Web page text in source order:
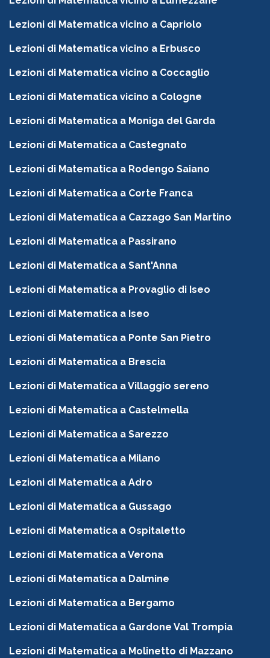
Lezioni di Matematica vicino a Capriolo
Lezioni di Matematica vicino a Erbusco
Lezioni di Matematica vicino a Coccaglio
Lezioni di Matematica vicino a Cologne
Lezioni di Matematica a Moniga del Garda
Lezioni di Matematica a Castegnato
Lezioni di Matematica a Rodengo Saiano
Lezioni di Matematica a Corte Franca
Lezioni di Matematica a Cazzago San Martino
Lezioni di Matematica a Passirano
Lezioni di Matematica a Sant'Anna
Lezioni di Matematica a Provaglio di Iseo
Lezioni di Matematica a Iseo
Lezioni di Matematica a Ponte San Pietro
Lezioni di Matematica a Brescia
Lezioni di Matematica a Villaggio sereno
Lezioni di Matematica a Castelmella
Lezioni di Matematica a Sarezzo
Lezioni di Matematica a Milano
Lezioni di Matematica a Adro
Lezioni di Matematica a Gussago
Lezioni di Matematica a Ospitaletto
Lezioni di Matematica a Verona
Lezioni di Matematica a Dalmine
Lezioni di Matematica a Bergamo
Lezioni di Matematica a Gardone Val Trompia
Lezioni di Matematica a Molinetto di Mazzano